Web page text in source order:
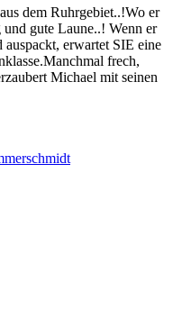
dem Ruhrgebiet..!Wo er
und gute Laune..! Wenn er
erwartet SIE eine
frech,
Michael mit seinen